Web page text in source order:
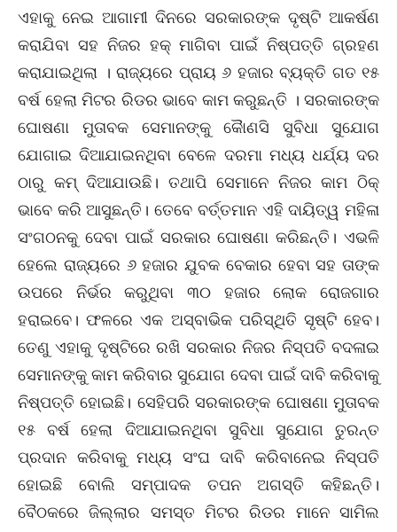
ଏହାକୁ ନେଇ ଆଗାମୀ ଦିନରେ ସରକାରଙ୍କ ଦୃଷ୍ଟି ଆକର୍ଷଣ
କରାଯିବା ସହ ନିଜର ହକ୍ ମାଗିବା ପାଇଁ ନିଷ୍ପତ୍ତି ଗ୍ରହଣ
କରାଯାଇଥିଲା । ରାଜ୍ୟରେ ପ୍ରାୟ ୬ ହଜାର ବ୍ୟକ୍ତି ଗତ ୧୫
ବର୍ଷ ହେଲା ମିଟର ରିଡର ଭାବେ କାମ କରୁଛନ୍ତି । ସରକାରଙ୍କ
ଘୋଷଣା ମୁତାବକ ସେମାନଙ୍କୁ କୈାଣସି ସୁବିଧା ସୁଯୋଗ
ଯୋଗାଇ ଦିଆଯାଇନଥିବା ବେଳେ ଦରମା ମଧ୍ୟ ଧର୍ଯ୍ୟ ଦର
ଠାରୁ କମ୍ ଦିଆଯାଉଛି। ତଥାପି ସେମାନେ ନିଜର କାମ ଠିକ୍
ଭାବେ କରି ଆସୁଛନ୍ତି। ତେବେ ବର୍ତ୍ତମାନ ଏହି ଦାୟିତ୍ୱ ମହିଳା
ସଂଗଠନକୁ ଦେବା ପାଇଁ ସରକାର ଘୋଷଣା କରିଛନ୍ତି। ଏଭଳି
ହେଲେ ରାଜ୍ୟରେ ୬ ହଜାର ଯୁବକ ବେକାର ହେବା ସହ ତାଙ୍କ
ଉପରେ ନିର୍ଭର କରୁଥିବା ୩୦ ହଜାର ଲୋକ ରୋଜଗାର
ହରାଇବେ। ଫଳରେ ଏକ ଅସ୍ବାଭିକ ପରିସ୍ଥିତି ସୃଷ୍ଟି ହେବ।
ତେଣୁ ଏହାକୁ ଦୃଷ୍ଟିରେ ରଖି ସରକାର ନିଜର ନିସ୍ପତି ବଦଳାଇ
ସେମାନଙ୍କୁ କାମ କରିବାର ସୁଯୋଗ ଦେବା ପାଇଁ ଦାବି କରିବାକୁ
ନିଷ୍ପତ୍ତି ହୋଇଛି। ସେହିପରି ସରକାରଙ୍କ ଘୋଷଣା ମୁତାବକ
୧୫ ବର୍ଷ ହେଲା ଦିଆଯାଇନଥିବା ସୁବିଧା ସୁଯୋଗ ତୁରନ୍ତ
ପ୍ରଦାନ କରିବାକୁ ମଧ୍ୟ ସଂଘ ଦାବି କରିବାନେଇ ନିସ୍ପତି
ହୋଇଛି ବୋଲି ସମ୍ପାଦକ ତପନ ଅଗସ୍ତି କହିଛନ୍ତି।
ବୈଠକରେ ଜିଲ୍ଲାର ସମସ୍ତ ମିଟର ରିଡର ମାନେ ସାମିଲ